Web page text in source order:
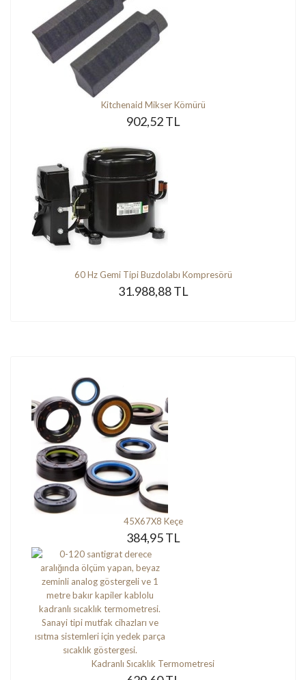
Kitchenaid Mikser Kömürü
902,52 TL
60 Hz Gemi Tipi Buzdolabı Kompresörü
31.988,88 TL
45X67X8 Keçe
384,95 TL
Kadranlı Sıcaklık Termometresi